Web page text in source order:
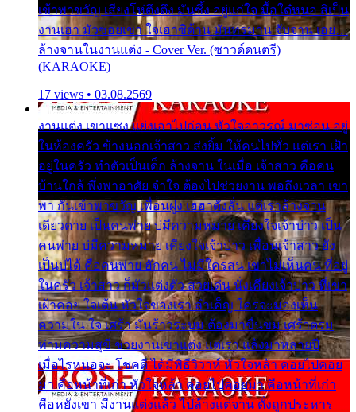
เข้าพาขวัญ เสียงโห่ตึงตึง มันซึ้ง อยู่แก่ใจ มื้อใด๋หนอ สิเป็น
งานเฮา มัวซอยเขา ใจเฮาซิด้าน มันทรมาน จับจาน เอย…
ล้างจานในงานแต่ง - Cover Ver. (ซาวด์ดนตรี)
(KARAOKE)
17 views • 03.08.2569
งานแต่ง เขาแซง แย่งเอาไปก่อน หัวใจอาวรณ์ มาซ่อน อยู่
ในห้องครัว ข้างนอกเจ้าสาว ส่งยิ้ม ให้คนไปทั่ว แต่เรา เฝ้า
อยู่ในครัว ทำตัวเป็นเด็ก ล้างจาน ในเมื่อ เจ้าสาว คือคน
บ้านใกล้ พึ่งพาอาศัย จำใจ ต้องไปช่วยงาน พอถึงเวลา เขา
พา กันเข้าพาขวัญ เพื่อนฝูง เฮฮาดังลั่น แต่เราล้างจาน
เดียวดาย เป็นคนพ่าย บ่มีความหมาย เคียงใจเจ้าบ่าว เป็น
คนพ่าย บ่มีความหมาย เคียงใจเจ้าบ่าว เพื่อนเจ้าสาว ยัง
เป็นบ่ได้ คือคนพ่าย ฮักคน ไม่มีใครสน เขาไม่เห็นคน ที่อยู่
ในครัว เจ้าสาว ก็มัวแต่งตัว สวยเด่น นั่งเคียงเจ้าบ่าว ที่เขา
เฝ้าคอย ใจเต้น หัวใจของเรา ลำเค็ญ ใครจะมองเห็น
ความใน ใจ เศร้า มันร้าวระบม ต้องมาขื่นขม เศร้าตรม
ท่ามความสุขี ช่วยงานเขาแต่ง แต่เรา แล้งมาหลายปี
เมื่อไรหนอจะ โชคดี ได้มีพิธีวิวาห์ หัวใจหล้า คอยไปคอย
มา คือหน้าที่เก่า หัวใจหล้า คอยไปคอยมา คือหน้าที่เก่า
คือหยังเขา มีงานแต่งแล้ว ไปล้างแต่จาน ดั่งถูกประหาร